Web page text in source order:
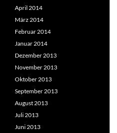
April 2014
März 2014
Februar 2014
Januar 2014
Dezember 2013
November 2013
Oktober 2013
September 2013
August 2013
Juli 2013
Juni 2013